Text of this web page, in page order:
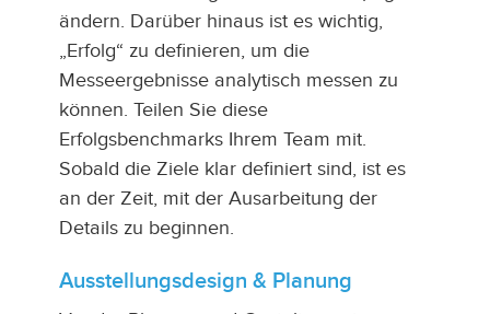
ändern. Darüber hinaus ist es wichtig,
„Erfolg“ zu definieren, um die
Messeergebnisse analytisch messen zu
können. Teilen Sie diese
Erfolgsbenchmarks Ihrem Team mit.
Sobald die Ziele klar definiert sind, ist es
an der Zeit, mit der Ausarbeitung der
Details zu beginnen.
Ausstellungsdesign & Planung